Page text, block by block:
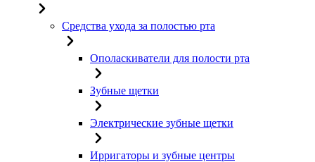
Средства ухода за полостью рта
Ополаскиватели для полости рта
Зубные щетки
Электрические зубные щетки
Ирригаторы и зубные центры